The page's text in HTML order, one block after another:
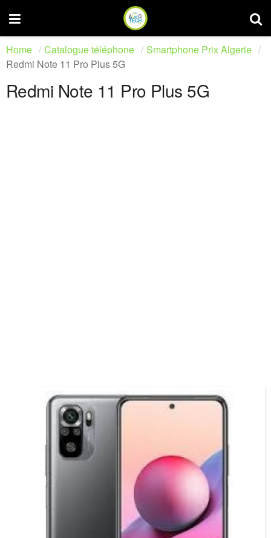
Home Catalogue téléphone
Smartphone Prix Algerie
Redmi Note 11 Pro Plus 5G
Redmi Note 11 Pro Plus 5G